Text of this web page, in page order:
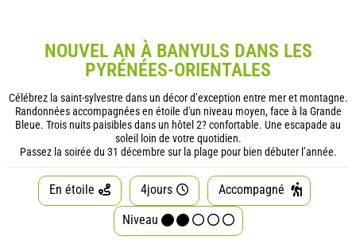
NOUVEL AN À BANYULS DANS LES
PYRÉNÉES-ORIENTALES
Célébrez la saint-sylvestre dans un décor d’exception entre mer et montagne.
Randonnées accompagnées en étoile d'un niveau moyen, face à la Grande
Bleue. Trois nuits paisibles dans un hôtel 2? confortable. Une escapade au
soleil loin de votre quotidien.
Passez la soirée du 31 décembre sur la plage pour bien débuter l’année.
En étoile 4jours
Accompagné
Niveau